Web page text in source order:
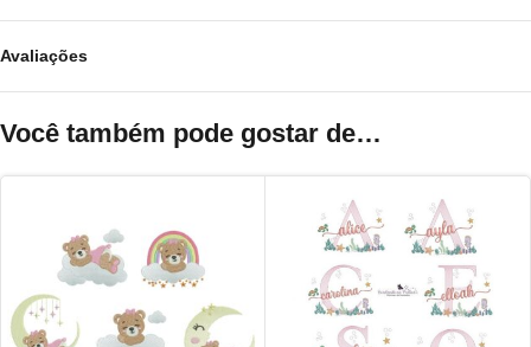
Avaliações
Você também pode gostar de…